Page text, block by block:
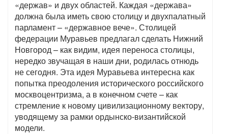
«держав» и двух областей. Каждая «держава»
должна была иметь свою столицу и двухпалатный
парламент – «державное вече». Столицей
федерации Муравьев предлагал сделать Нижний
Новгород – как видим, идея переноса столицы,
нередко звучащая в наши дни, родилась отнюдь
не сегодня. Эта идея Муравьева интересна как
попытка преодоления исторического российского
москвоцентризма, а в конечном счете – как
стремление к новому цивилизационному вектору,
уводящему за рамки ордынско-византийской
модели.